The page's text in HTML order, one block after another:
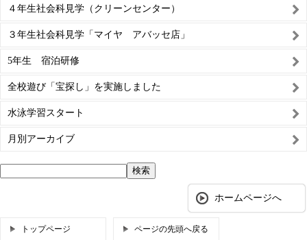
４年生社会科見学（クリーンセンター）
３年生社会科見学「マイヤ アバッセ店」
5年生 宿泊研修
全校遊び「宝探し」を実施しました
水泳学習スタート
月別アーカイブ
ホームページへ
トップページ ページの先頭へ戻る